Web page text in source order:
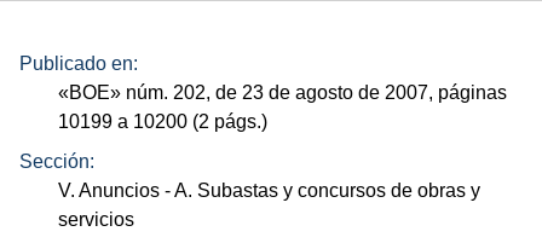
Publicado en:
«BOE» núm. 202, de 23 de agosto de 2007, páginas
10199 a 10200 (2 págs.)
Sección:
V. Anuncios - A. Subastas y concursos de obras y
servicios